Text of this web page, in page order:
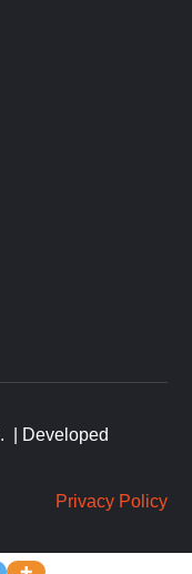
.
| Developed
Privacy Policy